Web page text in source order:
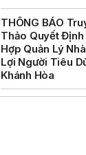
THÔNG BÁO
Thảo Quyết Định
Hợp Quản Lý
Lợi Người Tiêu
Khánh Hòa